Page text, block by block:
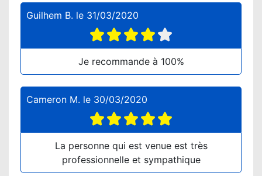
Guilhem B. le 31/03/2020
Je recommande à 100%
Cameron M. le 30/03/2020
La personne qui est venue est très
professionnelle et sympathique